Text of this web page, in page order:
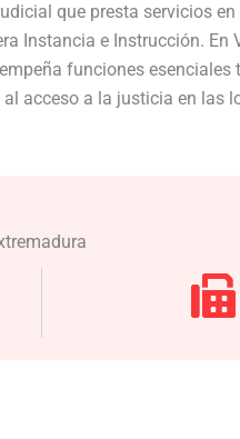
que presta servicios
Instancia e Instrucción. En
funciones
acceso a la justicia en las